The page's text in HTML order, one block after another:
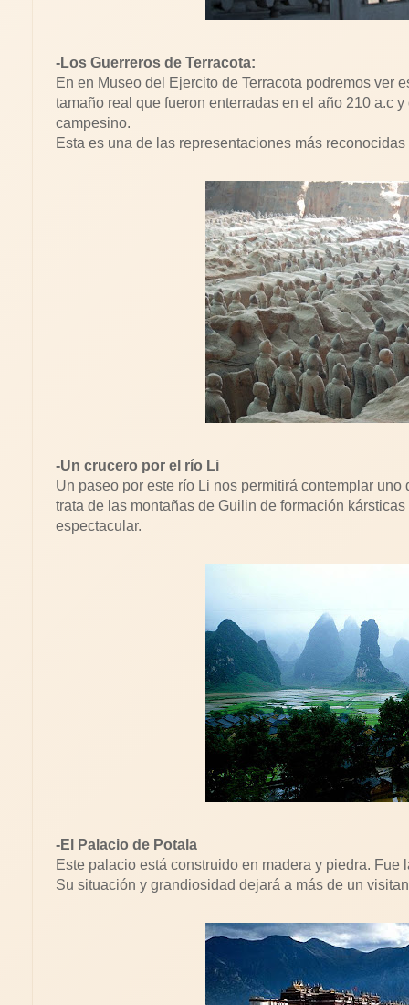
-Los Guerreros de Terracota:
En en Museo del Ejercito de Terracota podremos ver
tamaño real que fueron enterradas en el año 210 a.c
campesino.
Esta es una de las representaciones más
-Un crucero por el río Li
Un paseo por este río Li nos permitirá contemplar
trata de las montañas de Guilin de formación
espectacular.
-El Palacio de Potala
Este palacio está construido en madera y piedra.
Su situación y grandiosidad dejará a más de un